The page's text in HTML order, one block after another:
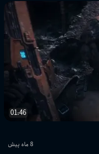
01:46
8 ماه پیش